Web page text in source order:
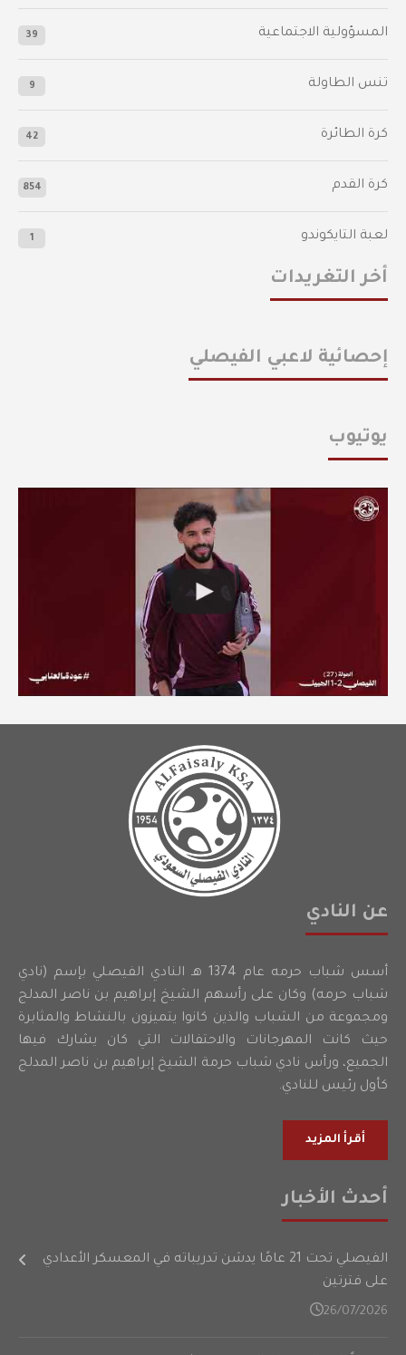
المسؤولية الاجتماعية 39
تنس الطاولة 9
كرة الطائرة 42
كرة القدم 854
لعبة التايكوندو 1
أخر التغريدات
إحصائية لاعبي الفيصلي
يوتيوب
عن النادي
أسس شباب حرمه عام 1374 هـ النادي الفيصلي بإسم (نادي
شباب حرمه) وكان على رأسهم الشيخ إبراهيم بن ناصر المدلج
ومجموعة من الشباب والذين كانوا يتميزون بالنشاط والمثابرة
حيث كانت المهرجانات والاحتفالات التي كان يشارك فيها
الجميع، ورأس نادي شباب حرمة الشيخ إبراهيم بن ناصر المدلج
كأول رئيس للنادي.
أقرأ المزيد
أحدث الأخبار
الفيصلي تحت 21 عامًا يدشن تدريباته في المعسكر الأعدادي
على فترتين
26/07/2026